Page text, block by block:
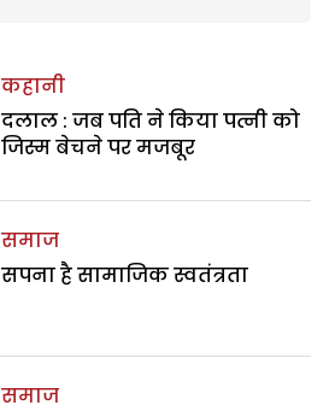
कहानी
दलाल : जब पति ने किया पत्नी को
जिस्म बेचने पर मजबूर
समाज
सपना है सामाजिक स्वतंत्रता
समाज